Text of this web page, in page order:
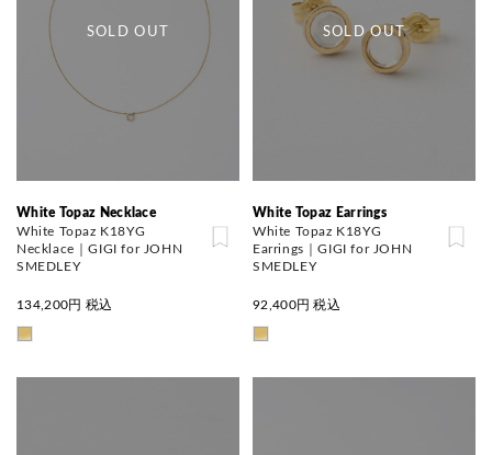
SOLD OUT
White Topaz Necklace
White Topaz K18YG
Necklace｜GIGI for JOHN
SMEDLEY
134,200円 税込
SOLD OUT
White Topaz Earrings
White Topaz K18YG
Earrings｜GIGI for JOHN
SMEDLEY
92,400円 税込